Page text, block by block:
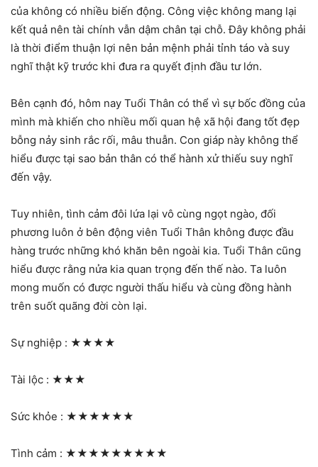
của không có nhiều biến động. Công việc không mang lại
kết quả nên tài chính vẫn dậm chân tại chỗ. Đây không phải
là thời điểm thuận lợi nên bản mệnh phải tỉnh táo và suy
nghĩ thật kỹ trước khi đưa ra quyết định đầu tư lớn.
Bên cạnh đó, hôm nay Tuổi Thân có thể vì sự bốc đồng của
mình mà khiến cho nhiều mối quan hệ xã hội đang tốt đẹp
bỗng nảy sinh rắc rối, mâu thuẫn. Con giáp này không thể
hiểu được tại sao bản thân có thể hành xử thiếu suy nghĩ
đến vậy.
Tuy nhiên, tình cảm đôi lứa lại vô cùng ngọt ngào, đối
phương luôn ở bên động viên Tuổi Thân không được đầu
hàng trước những khó khăn bên ngoài kia. Tuổi Thân cũng
hiểu được rằng nửa kia quan trọng đến thế nào. Ta luôn
mong muốn có được người thấu hiểu và cùng đồng hành
trên suốt quãng đời còn lại.
Sự nghiệp : ★★★★
Tài lộc : ★★★
Sức khỏe : ★★★★★★
Tình cảm : ★★★★★★★★★